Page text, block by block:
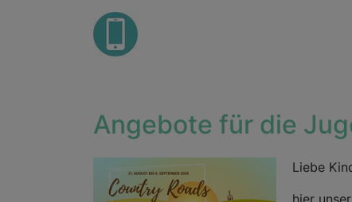
Angebote für die
Liebe
hier